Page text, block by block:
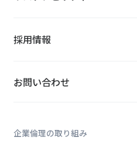
採用情報
お問い合わせ
企業倫理の取り組み